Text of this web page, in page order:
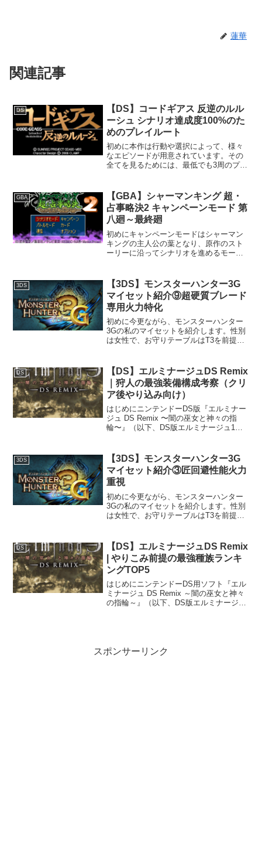
蓮華
関連記事
DS
【DS】コードギアス 反逆のルル
ーシュ シナリオ達成度100%のた
めのプレイルート
初めに本作は行動や選択によって、様々
なエピソードが用意されています。その
全てを見るためには、最低でも3周のプレ
れが変化していく部分もあり、単に3周プ
レイしてもなかな...
GBA
【GBA】シャーマンキング 超・
占事略決2 キャンペーンモード 第
八廻～最終廻
初めにキャンペーンモードはシャーマン
キングの主人公の葉となり、原作のスト
ーリーに沿ってシナリオを進めるモード
います。各話をクリアするごとに、キャ
ンペーンボーナスとし...
3DS
【3DS】モンスターハンター3G
マイセット紹介⑨超硬質ブレード
専用火力特化
初めに今更ながら、モンスターハンター
3Gの私のマイセットを紹介します。性別
は女性で、お守りテーブルはT3を前提と
T3の方へ、参考情報の1つになれば幸いで
す。マ...
DS
【DS】エルミナージュDS Remix
｜狩人の最強装備構成考察（クリ
ア後やり込み向け）
はじめにニンテンドーDS版『エルミナー
ジュ DS Remix 〜闇の巫女と神々の指
輪〜』（以下、DS版エルミナージュ1）
誇る作品です。特に本作は、クリア後の
やり込み要...
3DS
【3DS】モンスターハンター3G
マイセット紹介③匠回避性能火力
重視
初めに今更ながら、モンスターハンター
3Gの私のマイセットを紹介します。性別
は女性で、お守りテーブルはT3を前提と
T3の方へ、参考情報の1つになれば幸いで
す。マ...
DS
【DS】エルミナージュDS Remix
| やりこみ前提の最強種族ランキ
ングTOP5
はじめにニンテンドーDS用ソフト『エル
ミナージュ DS Remix ～闇の巫女と神々
の指輪～』（以下、DS版エルミナージュ
スポンサーリンク